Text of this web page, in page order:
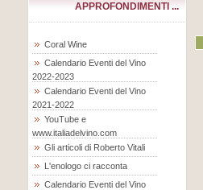
APPROFONDIMENTI ...
Coral Wine
Calendario Eventi del Vino
2022-2023
Calendario Eventi del Vino
2021-2022
YouTube e
www.italiadelvino.com
Gli articoli di Roberto Vitali
L'enologo ci racconta
Calendario Eventi del Vino